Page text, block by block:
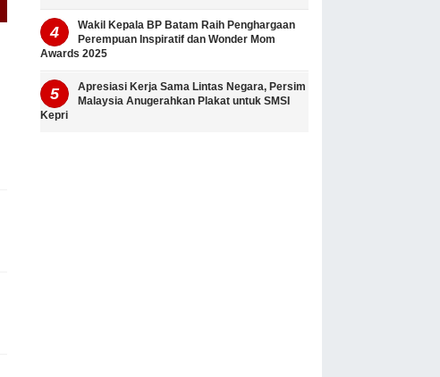
Wakil Kepala BP Batam Raih Penghargaan
Perempuan Inspiratif dan Wonder Mom
Awards 2025
Apresiasi Kerja Sama Lintas Negara, Persim
Malaysia Anugerahkan Plakat untuk SMSI
Kepri